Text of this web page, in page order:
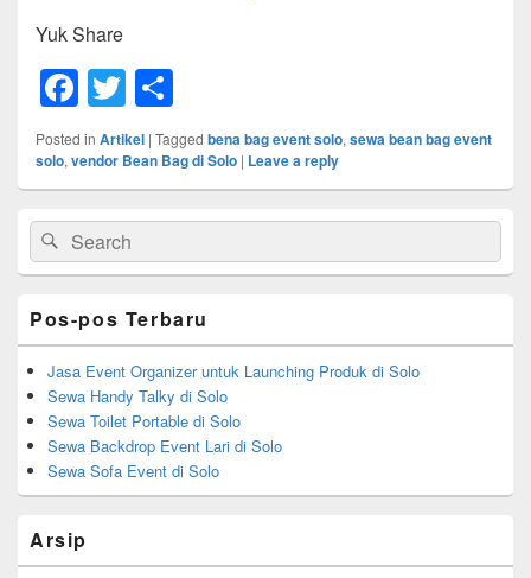
Yuk Share
F
a
c
e
b
o
o
k
T
wi
tt
er
h
ar
e
Posted in Artikel | Tagged bena bag event solo, sewa bean bag event
solo, vendor Bean Bag di Solo | Leave a reply
Primary
Sidebar
Widget
Area
Search
for:
Search
Pos-pos Terbaru
Jasa Event Organizer untuk Launching Produk di Solo
Sewa Handy Talky di Solo
Sewa Toilet Portable di Solo
Sewa Backdrop Event Lari di Solo
Sewa Sofa Event di Solo
Arsip